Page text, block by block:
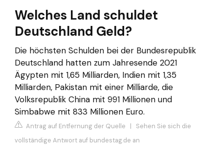
Welches Land schuldet
Deutschland Geld?
Die höchsten Schulden bei der Bundesrepublik
Deutschland hatten zum Jahresende 2021
Ägypten mit 1,65 Milliarden, Indien mit 1,35
Milliarden, Pakistan mit einer Milliarde, die
Volksrepublik China mit 991 Millionen und
Simbabwe mit 833 Millionen Euro.
Antrag auf Entfernung der Quelle | Sehen Sie sich die
vollständige Antwort auf bundestag.de an